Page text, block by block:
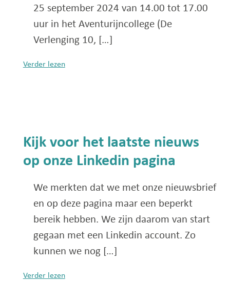
25 september 2024 van 14.00 tot 17.00
uur in het Aventurijncollege (De
Verlenging 10, […]
Verder lezen
Kijk voor het laatste nieuws
op onze Linkedin pagina
We merkten dat we met onze nieuwsbrief
en op deze pagina maar een beperkt
bereik hebben. We zijn daarom van start
gegaan met een Linkedin account. Zo
kunnen we nog […]
Verder lezen